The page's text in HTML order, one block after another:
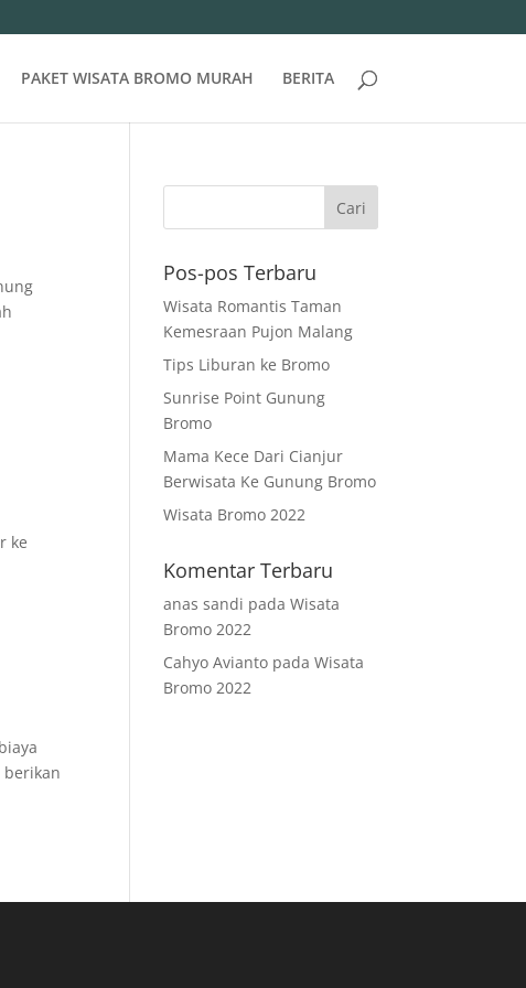
PAKET WISATA BROMO MURAH BERITA
ke
berikan
Pos-pos Terbaru
Wisata Romantis Taman
Kemesraan Pujon Malang
Tips Liburan ke Bromo
Sunrise Point Gunung
Bromo
Mama Kece Dari Cianjur
Berwisata Ke Gunung Bromo
Wisata Bromo 2022
Komentar Terbaru
anas sandi padaWisata
Bromo 2022
Cahyo Avianto padaWisata
Bromo 2022